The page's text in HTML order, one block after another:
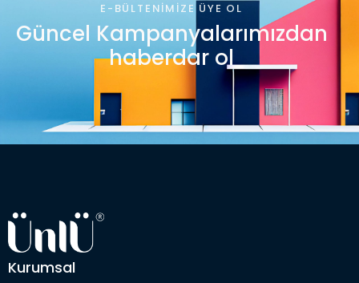
E-BÜLTENIMIZE ÜYE OL
Güncel Kampanyalarımızdan
haberdar ol
Kurumsal